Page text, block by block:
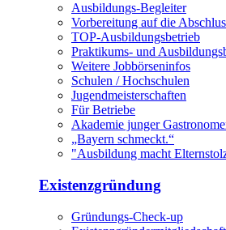
Ausbildungs-Begleiter
Vorbereitung auf die
TOP-Ausbildungsbetrieb
Praktikums- und
Weitere Jobbörseninfos
Schulen / Hochschulen
Jugendmeisterschaften
Für Betriebe
Akademie junger
„Bayern schmeckt.“
"Ausbildung macht
Existenzgründung
Gründungs-Check-up